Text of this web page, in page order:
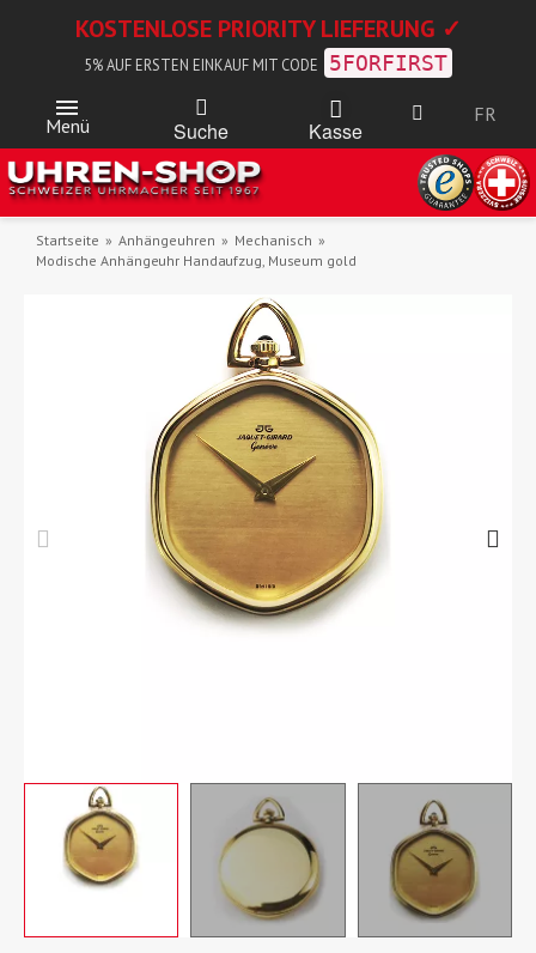
KOSTENLOSE PRIORITY LIEFERUNG ✓
5% AUF ERSTEN EINKAUF MIT CODE 5FORFIRST
Menü Suche Kasse
FR
Startseite Anhängeuhren
Mechanisch
Modische Anhängeuhr Handaufzug, Museum gold